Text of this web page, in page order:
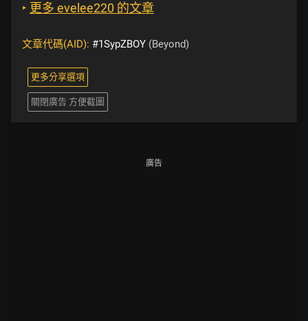
‣ 更多 evelee220 的文章
文章代碼(AID): #1SypZBOY (Beyond)
更多分享選項
關閉廣告 方便截圖
廣告